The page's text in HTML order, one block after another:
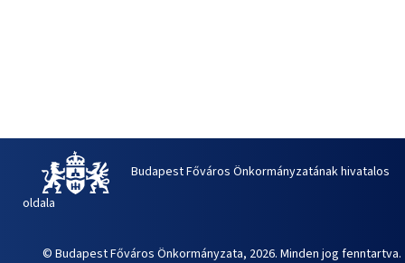
Budapest Főváros Önkormányzatának hivatalos
oldala
© Budapest Főváros Önkormányzata, 2026. Minden jog fenntartva.